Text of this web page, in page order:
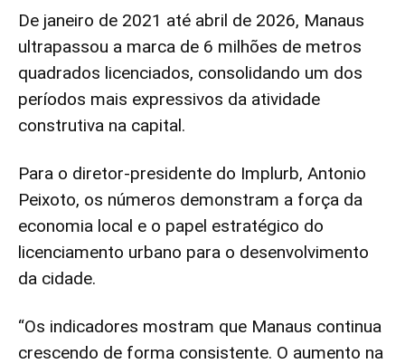
De janeiro de 2021 até abril de 2026, Manaus
ultrapassou a marca de 6 milhões de metros
quadrados licenciados, consolidando um dos
períodos mais expressivos da atividade
construtiva na capital.
Para o diretor-presidente do Implurb, Antonio
Peixoto, os números demonstram a força da
economia local e o papel estratégico do
licenciamento urbano para o desenvolvimento
da cidade.
“Os indicadores mostram que Manaus continua
crescendo de forma consistente. O aumento na